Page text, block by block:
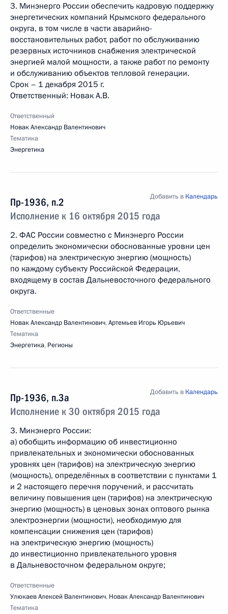
3. Минэнерго России обеспечить кадровую поддержку
энергетических компаний Крымского федерального
округа, в том числе в части аварийно-
восстановительных работ, работ по обслуживанию
резервных источников снабжения электрической
энергией малой мощности, а также работ по ремонту
и обслуживанию объектов тепловой генерации.
Срок – 1 декабря 2015 г.
Ответственный: Новак А.В.
Ответственный
Новак Александр Валентинович
Тематика
Энергетика
Пр-1936, п.2
Исполнение к 16 октября 2015 года
Добавить в Календарь
2. ФАС России совместно с Минэнерго России
определить экономически обоснованные уровни цен
(тарифов) на электрическую энергию (мощность)
по каждому субъекту Российской Федерации,
входящему в состав Дальневосточного федерального
округа.
Ответственные
Новак Александр Валентинович,Артемьев Игорь Юрьевич
Тематика
Энергетика, Регионы
Пр-1936, п.3а
Исполнение к 30 октября 2015 года
Добавить в Календарь
3. Минэнерго России:
а) обобщить информацию об инвестиционно
привлекательных и экономически обоснованных
уровнях цен (тарифов) на электрическую энергию
(мощность), определённых в соответствии с пунктами 1
и 2 настоящего перечня поручений, и рассчитать
величину повышения цен (тарифов) на электрическую
энергию (мощность) в ценовых зонах оптового рынка
электроэнергии (мощности), необходимую для
компенсации снижения цен (тарифов)
на электрическую энергию (мощность)
до инвестиционно привлекательного уровня
в Дальневосточном федеральном округе;
Ответственные
Улюкаев Алексей Валентинович, Новак Александр Валентинович
Тематика